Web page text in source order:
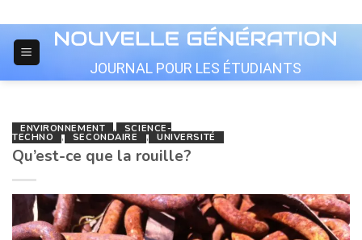
to
content
JOURNAL POUR LES ÉTUDIANTS
ENVIRONNEMENT , SCIENCE-
TECHNO , SECONDAIRE , UNIVERSITÉ
Qu’est-ce que la rouille?